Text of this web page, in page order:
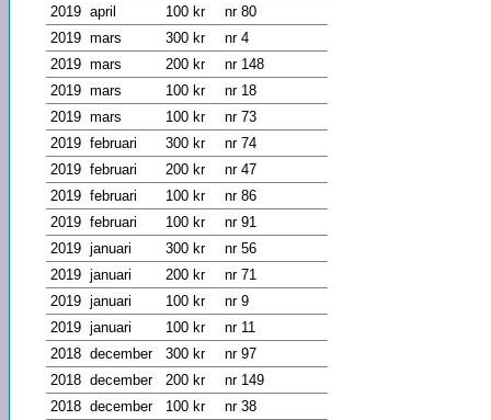
2019 april 100 kr
nr 80
2019 mars 300 kr
nr 4
2019 mars 200 kr
nr 148
2019 mars 100 kr
nr 18
2019 mars 100 kr
nr 73
2019 februari 300 kr
nr 74
2019 februari 200 kr
nr 47
2019 februari 100 kr
nr 86
2019 februari 100 kr
nr 91
2019 januari 300 kr
nr 56
2019 januari 200 kr
nr 71
2019 januari 100 kr
nr 9
2019 januari 100 kr
nr 11
2018 december 300 kr
nr 97
2018 december 200 kr
nr 149
2018 december 100 kr
nr 38